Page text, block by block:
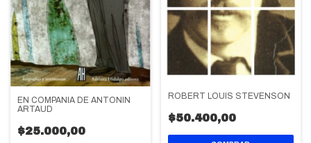
EN COMPAÑIA DE ANTONIN
ARTAUD
$25.000,00
ROBERT LOUIS STEVENSON
$50.400,00